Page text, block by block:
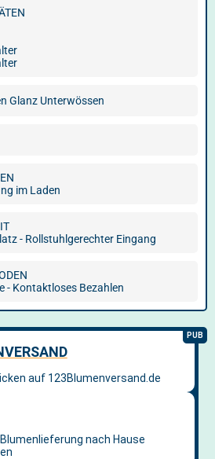
Glanz Unterwössen
im Laden
- Rollstuhlgerechter Eingang
- Kontaktloses Bezahlen